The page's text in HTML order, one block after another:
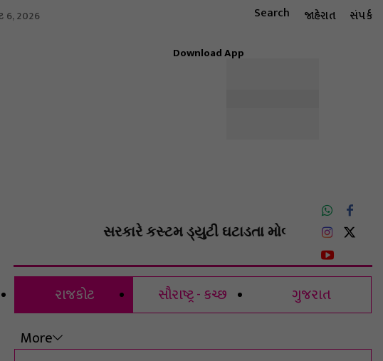
6, 2026 Search જાહેરાત સંપર્ક
Download App
સરકારે કસ્ટમ ડ્યુટી ઘટાડતા મોબાઇલ-લેપટોપ થશે
રાજકોટ સૌરાષ્ટ્ર - કચ્છ
ગુજરાત
More